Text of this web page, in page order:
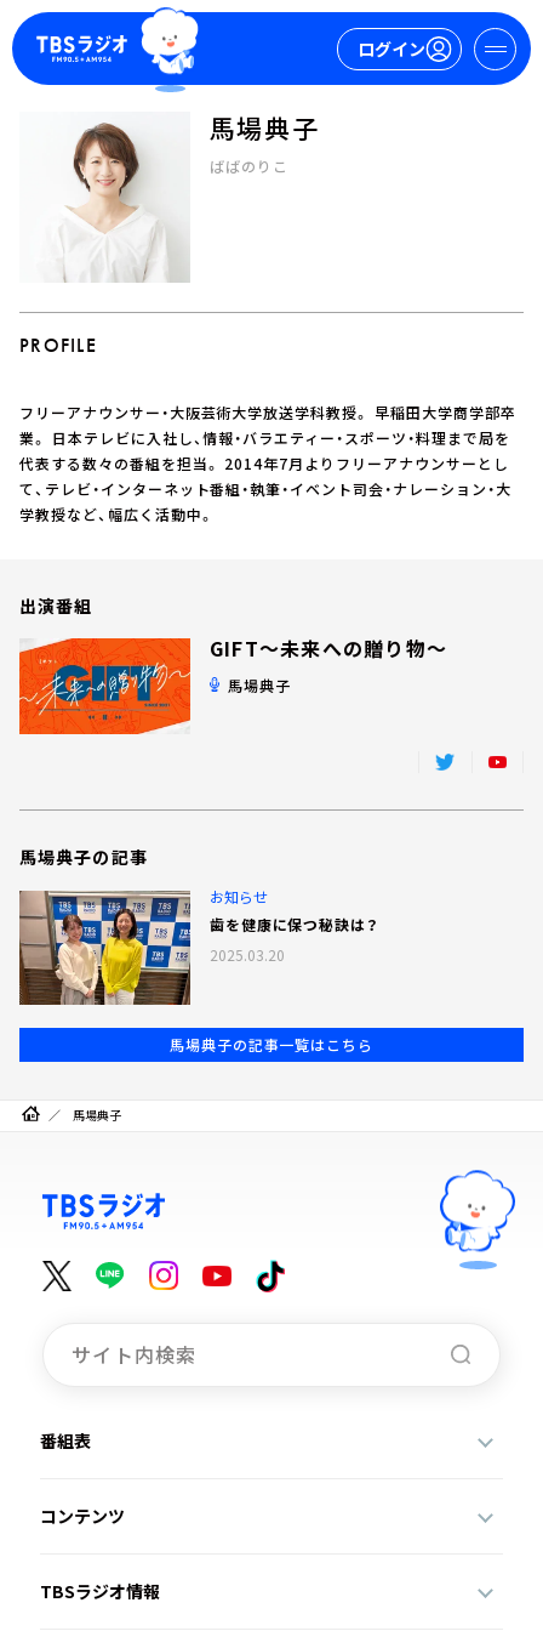
ログイン
マイページ
ログイン
今日の番組表
週間番組表
トピックス
TBS Podcast
YouTube
会社情報
馬場典子
ばばのりこ
PROFILE
フリーアナウンサー・大阪芸術大学放送学科教授。 早稲田大学商学部卒
業。 日本テレビに入社し、情報・バラエティー・スポーツ・料理まで局を
代表する数々の番組を担当。 2014年7月よりフリーアナウンサーとし
て、テレビ・インターネット番組・執筆・イベント司会・ナレーション・大
学教授など、幅広く活動中。
出演番組
GIFT～未来への贈り物～
馬場典子
馬場典子の記事
お知らせ
歯を健康に保つ秘訣は？
2025.03.20
馬場典子の記事一覧はこちら
馬場典子
番組表
コンテンツ
TBSラジオ情報